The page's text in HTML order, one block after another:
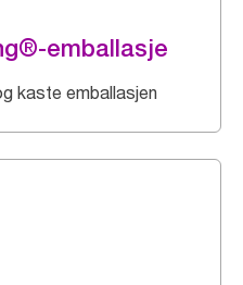
emballasje
kaste emballasjen